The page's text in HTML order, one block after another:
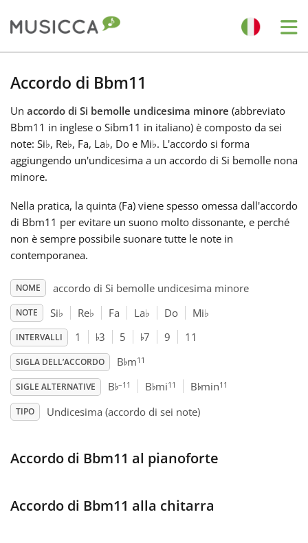
Български
Dansk
Deutsch
English
Español
Français
한국어
Italiano
日本語
Accordo di Bbm11
Un accordo di Si bemolle undicesima minore (abbreviato
Bbm11 in inglese o Sibm11 in italiano) è composto da sei
note: Si♭, Re♭, Fa, La♭, Do e Mi♭. L'accordo si forma
aggiungendo un'undicesima a un accordo di Si bemolle nona
minore.
Nella pratica, la quinta (Fa) viene spesso omessa dall'accordo
di Bbm11 per evitare un suono molto dissonante, e perché
non è sempre possibile suonare tutte le note in
contemporanea.
NOME accordo di Si bemolle undicesima minore
NOTE Si♭ Re♭ Fa La♭ Do Mi♭
INTERVALLI 1 ♭3 5 ♭7 9 11
SIGLA DELL’ACCORDO B♭m11
SIGLE ALTERNATIVE B♭–11 B♭mi11 B♭min11
TIPO Undicesima (accordo di sei note)
Accordo di Bbm11 al pianoforte
Accordo di Bbm11 alla chitarra